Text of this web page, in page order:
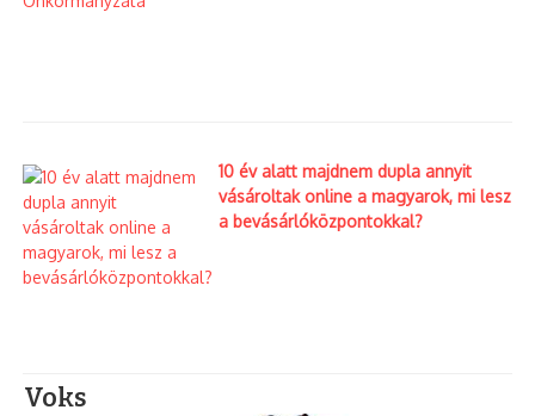
10 év alatt majdnem dupla annyit
vásároltak online a magyarok, mi lesz
a bevásárlóközpontokkal?
Voks